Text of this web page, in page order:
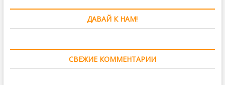
ДАВАЙ К НАМ!
СВЕЖИЕ КОММЕНТАРИИ